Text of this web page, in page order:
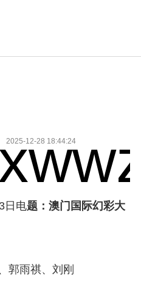
2025-12-28 18:44:24
电题：澳门国际幻彩大
雨祺、刘刚